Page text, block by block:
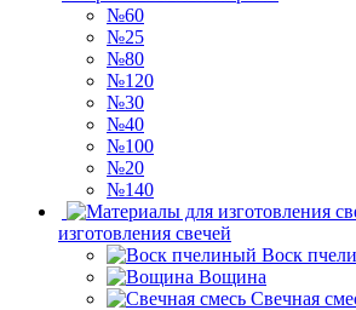
№60
№25
№80
№120
№30
№40
№100
№20
№140
изготовления свечей
Воск
Вощина
Свечная